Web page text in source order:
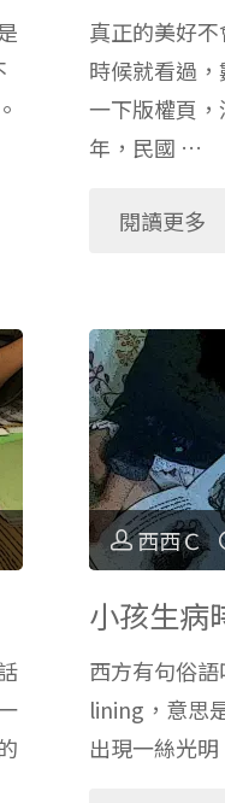
真正的美好
時候就看過
一下版權頁
年，民國 …
閱讀更多
西西Ｃ
小孩生病
西方有句俗
lining，意思
出現一絲光